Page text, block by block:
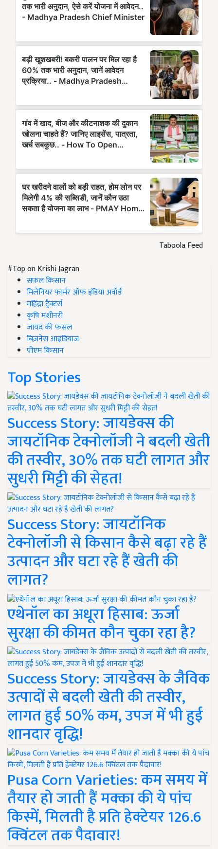
Taboola Feed
#Top on Krishi Jagran
सफल किसान
मिलेनियर फार्मर ऑफ इंडिया अवॉर्ड
महिंद्रा ट्रैक्टर्स
कृषि मशीनरी
जायद की फसल
बिज़नेस आइडियाज
पीएम किसान
Top Stories
Success Story: जायडेक्स की
जायटॉनिक टेक्नोलॉजी ने बदली खेती
की तस्वीर, 30% तक घटी लागत और
सुधरी मिट्टी की सेहत!
Success Story: जायटॉनिक
टेक्नोलॉजी से किसान कैसे बढ़ा रहे हैं
उत्पादन और घटा रहे हैं खेती की
लागत?
एथेनॉल का अधूरा हिसाब: ऊर्जा
सुरक्षा की कीमत कौन चुका रहा है?
Success Story: जायडेक्स के जैविक
उत्पादों से बदली खेती की तस्वीर,
लागत हुई 50% कम, उपज में भी हुई
शानदार वृद्धि!
Pusa Corn Varieties: कम समय में
तैयार हो जाती हैं मक्का की ये पांच
किस्में, मिलती है प्रति हेक्टेयर 126.6
क्विंटल तक पैदावार!